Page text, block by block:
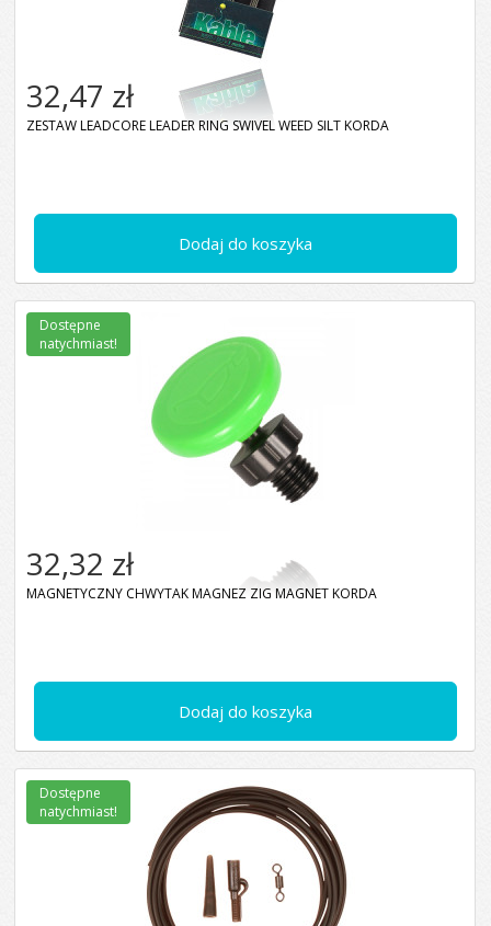
Dodaj do koszyka
32,47 zł
ZESTAW LEADCORE LEADER RING SWIVEL WEED SILT KORDA
Dodaj do koszyka
32,32 zł
MAGNETYCZNY CHWYTAK MAGNEZ ZIG MAGNET KORDA
Dostępne
natychmiast!
Dostępne
natychmiast!